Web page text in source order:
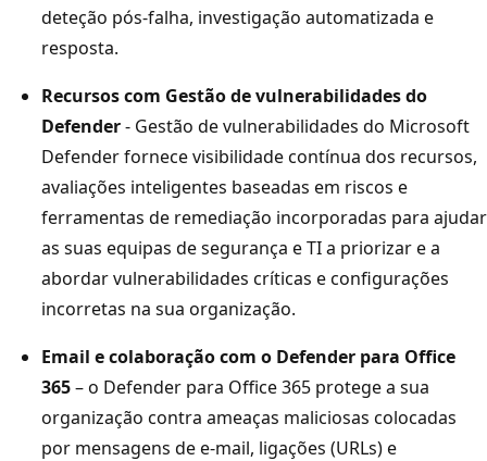
deteção pós-falha, investigação automatizada e
resposta.
Recursos com Gestão de vulnerabilidades do
Defender- Gestão de vulnerabilidades do Microsoft
Defender fornece visibilidade contínua dos recursos,
avaliações inteligentes baseadas em riscos e
ferramentas de remediação incorporadas para ajudar
as suas equipas de segurança e TI a priorizar e a
abordar vulnerabilidades críticas e configurações
incorretas na sua organização.
Email e colaboração com o Defender para Office
365– o Defender para Office 365 protege a sua
organização contra ameaças maliciosas colocadas
por mensagens de e-mail, ligações (URLs) e